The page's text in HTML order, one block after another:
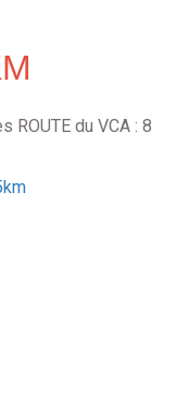
ROUTE du VCA : 8